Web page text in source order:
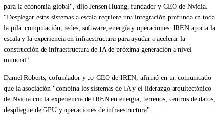
para la economía global", dijo Jensen Huang, fundador y CEO de Nvidia.
"Desplegar estos sistemas a escala requiere una integración profunda en toda
la pila: computación, redes, software, energía y operaciones. IREN aporta la
escala y la experiencia en infraestructura para ayudar a acelerar la
construcción de infraestructura de IA de próxima generación a nivel
mundial".
Daniel Roberts, cofundador y co-CEO de IREN, afirmó en un comunicado
que la asociación "combina los sistemas de IA y el liderazgo arquitectónico
de Nvidia con la experiencia de IREN en energía, terrenos, centros de datos,
despliegue de GPU y operaciones de infraestructura".